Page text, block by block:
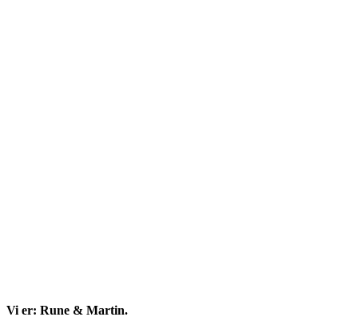
Vi er: Rune & Martin.